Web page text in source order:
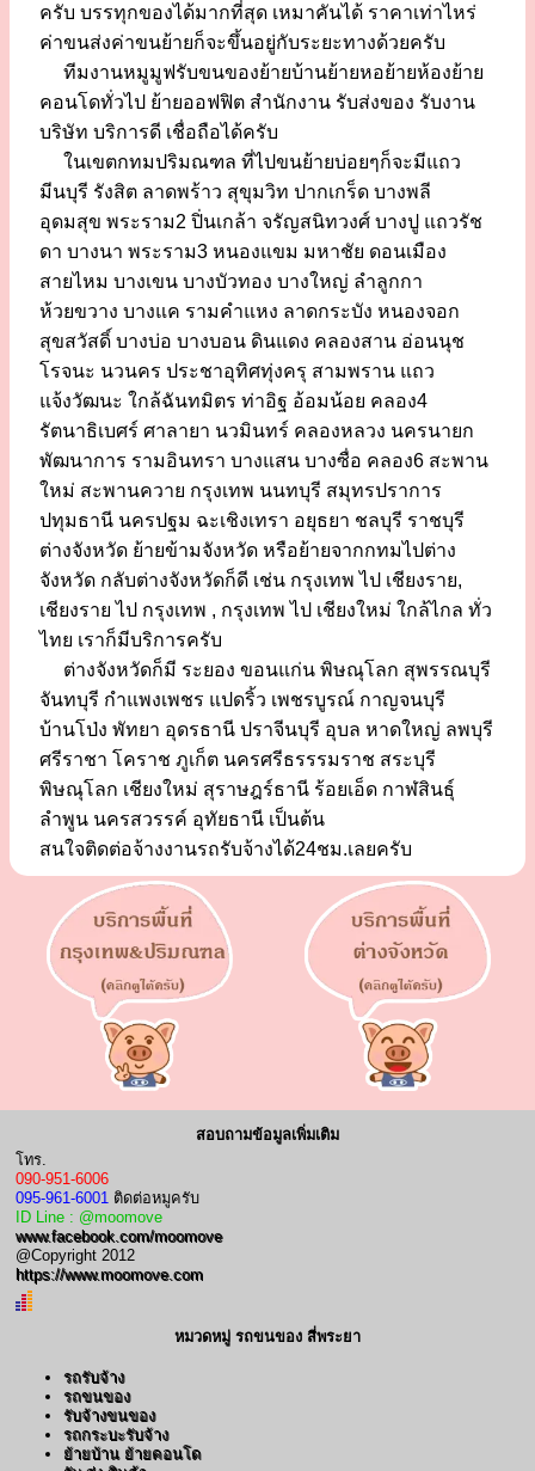
ครับ บรรทุกของได้มากที่สุด เหมาคันได้ ราคาเท่าไหร่
ค่าขนส่งค่าขนย้ายก็จะขึ้นอยู่กับระยะทางด้วยครับ
ทีมงานหมูมูฟรับขนของย้ายบ้านย้ายหอย้ายห้องย้าย
คอนโดทั่วไป ย้ายออฟฟิต สำนักงาน รับส่งของ รับงาน
บริษัท บริการดี เชื่อถือได้ครับ
ในเขตกทมปริมณฑล ที่ไปขนย้ายบ่อยๆก็จะมีแถว
มีนบุรี รังสิต ลาดพร้าว สุขุมวิท ปากเกร็ด บางพลี
อุดมสุข พระราม2 ปิ่นเกล้า จรัญสนิทวงศ์ บางปู แถวรัช
ดา บางนา พระราม3 หนองแขม มหาชัย ดอนเมือง
สายไหม บางเขน บางบัวทอง บางใหญ่ ลำลูกกา
ห้วยขวาง บางแค รามคำแหง ลาดกระบัง หนองจอก
สุขสวัสดิ์ บางบ่อ บางบอน ดินแดง คลองสาน อ่อนนุช
โรจนะ นวนคร ประชาอุทิศทุ่งครุ สามพราน แถว
แจ้งวัฒนะ ใกล้ฉันทมิตร ท่าอิฐ อ้อมน้อย คลอง4
รัตนาธิเบศร์ ศาลายา นวมินทร์ คลองหลวง นครนายก
พัฒนาการ รามอินทรา บางแสน บางซื่อ คลอง6 สะพาน
ใหม่ สะพานควาย กรุงเทพ นนทบุรี สมุทรปราการ
ปทุมธานี นครปฐม ฉะเชิงเทรา อยุธยา ชลบุรี ราชบุรี
ต่างจังหวัด ย้ายข้ามจังหวัด หรือย้ายจากกทมไปต่าง
จังหวัด กลับต่างจังหวัดก็ดี เช่น กรุงเทพ ไป เชียงราย,
เชียงราย ไป กรุงเทพ , กรุงเทพ ไป เชียงใหม่ ใกล้ไกล ทั่ว
ไทย เราก็มีบริการครับ
ต่างจังหวัดก็มี ระยอง ขอนแก่น พิษณุโลก สุพรรณบุรี
จันทบุรี กำแพงเพชร แปดริ้ว เพชรบูรณ์ กาญจนบุรี
บ้านโป่ง พัทยา อุดรธานี ปราจีนบุรี อุบล หาดใหญ่ ลพบุรี
ศรีราชา โคราช ภูเก็ต นครศรีธรรรมราช สระบุรี
พิษณุโลก เชียงใหม่ สุราษฎร์ธานี ร้อยเอ็ด กาฬสินธุ์
ลำพูน นครสวรรค์ อุทัยธานี เป็นต้น
สนใจติดต่อจ้างงานรถรับจ้างได้24ชม.เลยครับ
สอบถามข้อมูลเพิ่มเติม
โทร.
090-951-6006
095-961-6001 ติดต่อหมูครับ
ID Line : @moomove
www.facebook.com/moomove
@Copyright 2012
https://www.moomove.com
หมวดหมู่ รถขนของ สี่พระยา
รถรับจ้าง
รถขนของ
รับจ้างขนของ
รถกระบะรับจ้าง
ย้ายบ้าน ย้ายคอนโด